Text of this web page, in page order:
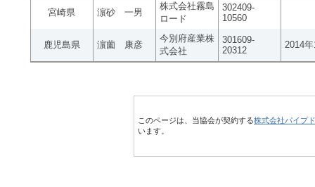
宮崎県 濵砂 一男
株式会社霧島
ロード
302409-
10560
鹿児島県 濵薗 康彦
今別府産業株
式会社
301609-
20312
2014
このページは、当協会が契約する株式会社パイプ
います。